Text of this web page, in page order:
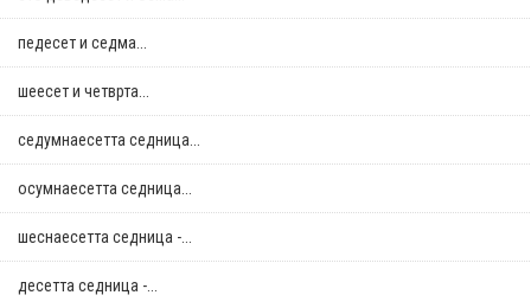
педесет и седма...
шеесет и четврта...
седумнаесетта седница...
осумнaесетта седница...
шеснаесетта седница -...
десетта седница -...